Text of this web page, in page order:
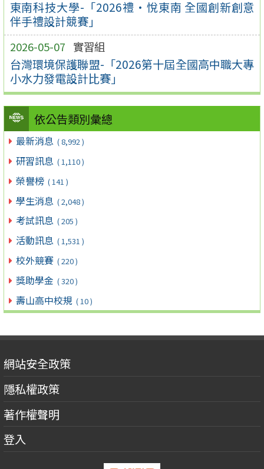
東南科技大學-「2026禮•悅東南 全國創新創意
伴手禮設計競賽」
2026-05-07 實習組
台灣環境保護聯盟-「2026第十屆全國高中職大專
小水力發電設計比賽」
依公告類別彙總
最新消息 ( 8,992 )
研習訊息 ( 1,110 )
榮譽榜 ( 141 )
學生消息 ( 2,048 )
考試訊息 ( 205 )
活動訊息 ( 1,531 )
校外競賽 ( 220 )
獎助學金 ( 320 )
壽山高中校規 ( 10 )
網站安全政策
隱私權政策
著作權聲明
登入